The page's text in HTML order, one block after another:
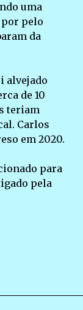
uma
pelo
da
alvejado
de 10
teriam
Carlos
em 2020.
para
pela